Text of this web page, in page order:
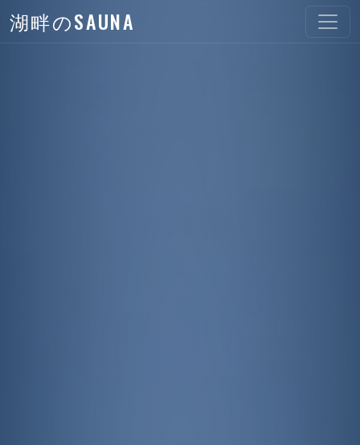
湖畔のSAUNA